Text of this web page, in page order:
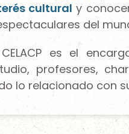
cultural y
del
CELACP es el
profesores,
lo relacionado con